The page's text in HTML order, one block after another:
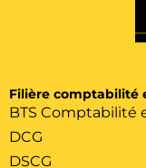
Filière comptabilité
BTS Comptabilité
DCG
DSCG